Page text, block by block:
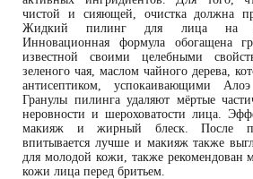
чистой и сияющей, очистка должна
Жидкий пилинг для лица на
Инновационная формула обогащена
известной своими целебными
зеленого чая, маслом чайного дерева,
антисептиком, успокаивающими
Гранулы пилинга удаляют мёртые
неровности и шероховатости лица.
макияж и жирный блеск. После
впитывается лучше и макияж также
для молодой кожи, также рекомендован
кожи лица перед бритьем.